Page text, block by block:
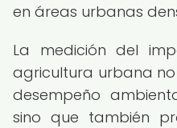
en áreas urbanas
La medición del
agricultura urbana
desempeño
sino que también